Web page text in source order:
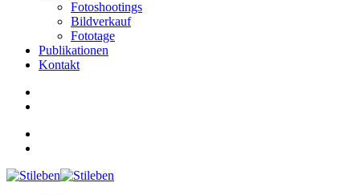
Fotoshootings
Bildverkauf
Fototage
Publikationen
Kontakt